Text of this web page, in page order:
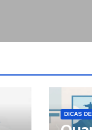
DICAS